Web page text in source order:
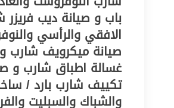
باب و صيانة ديب فريزر
الافقي والرأسي
صيانة ميكرويف شارب
غسالة اطباق شارب و
تكييف شارب بارد /
والشباك والسبليت